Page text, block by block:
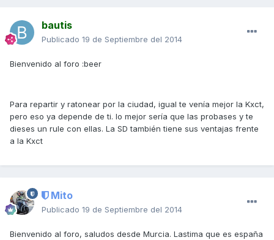
bautis
Publicado 19 de Septiembre del 2014
Bienvenido al foro :beer
Para repartir y ratonear por la ciudad, igual te venía mejor la Kxct,
pero eso ya depende de ti. lo mejor sería que las probases y te
dieses un rule con ellas. La SD también tiene sus ventajas frente
a la Kxct
Mito
Publicado 19 de Septiembre del 2014
Bienvenido al foro, saludos desde Murcia. Lastima que es españa